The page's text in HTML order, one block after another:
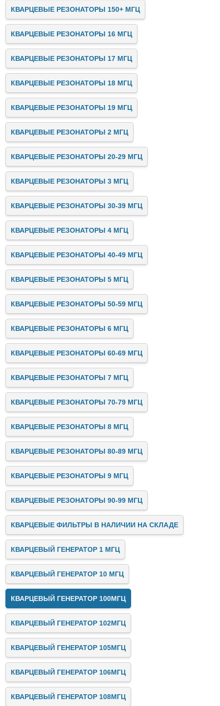
КВАРЦЕВЫЕ РЕЗОНАТОРЫ 150+ МГЦ
КВАРЦЕВЫЕ РЕЗОНАТОРЫ 16 МГЦ
КВАРЦЕВЫЕ РЕЗОНАТОРЫ 17 МГЦ
КВАРЦЕВЫЕ РЕЗОНАТОРЫ 18 МГЦ
КВАРЦЕВЫЕ РЕЗОНАТОРЫ 19 МГЦ
КВАРЦЕВЫЕ РЕЗОНАТОРЫ 2 МГЦ
КВАРЦЕВЫЕ РЕЗОНАТОРЫ 20-29 МГЦ
КВАРЦЕВЫЕ РЕЗОНАТОРЫ 3 МГЦ
КВАРЦЕВЫЕ РЕЗОНАТОРЫ 30-39 МГЦ
КВАРЦЕВЫЕ РЕЗОНАТОРЫ 4 МГЦ
КВАРЦЕВЫЕ РЕЗОНАТОРЫ 40-49 МГЦ
КВАРЦЕВЫЕ РЕЗОНАТОРЫ 5 МГЦ
КВАРЦЕВЫЕ РЕЗОНАТОРЫ 50-59 МГЦ
КВАРЦЕВЫЕ РЕЗОНАТОРЫ 6 МГЦ
КВАРЦЕВЫЕ РЕЗОНАТОРЫ 60-69 МГЦ
КВАРЦЕВЫЕ РЕЗОНАТОРЫ 7 МГЦ
КВАРЦЕВЫЕ РЕЗОНАТОРЫ 70-79 МГЦ
КВАРЦЕВЫЕ РЕЗОНАТОРЫ 8 МГЦ
КВАРЦЕВЫЕ РЕЗОНАТОРЫ 80-89 МГЦ
КВАРЦЕВЫЕ РЕЗОНАТОРЫ 9 МГЦ
КВАРЦЕВЫЕ РЕЗОНАТОРЫ 90-99 МГЦ
КВАРЦЕВЫЕ ФИЛЬТРЫ В НАЛИЧИИ НА СКЛАДЕ
КВАРЦЕВЫЙ ГЕНЕРАТОР 1 МГЦ
КВАРЦЕВЫЙ ГЕНЕРАТОР 10 МГЦ
КВАРЦЕВЫЙ ГЕНЕРАТОР 100МГЦ
КВАРЦЕВЫЙ ГЕНЕРАТОР 102МГЦ
КВАРЦЕВЫЙ ГЕНЕРАТОР 105МГЦ
КВАРЦЕВЫЙ ГЕНЕРАТОР 106МГЦ
КВАРЦЕВЫЙ ГЕНЕРАТОР 108МГЦ